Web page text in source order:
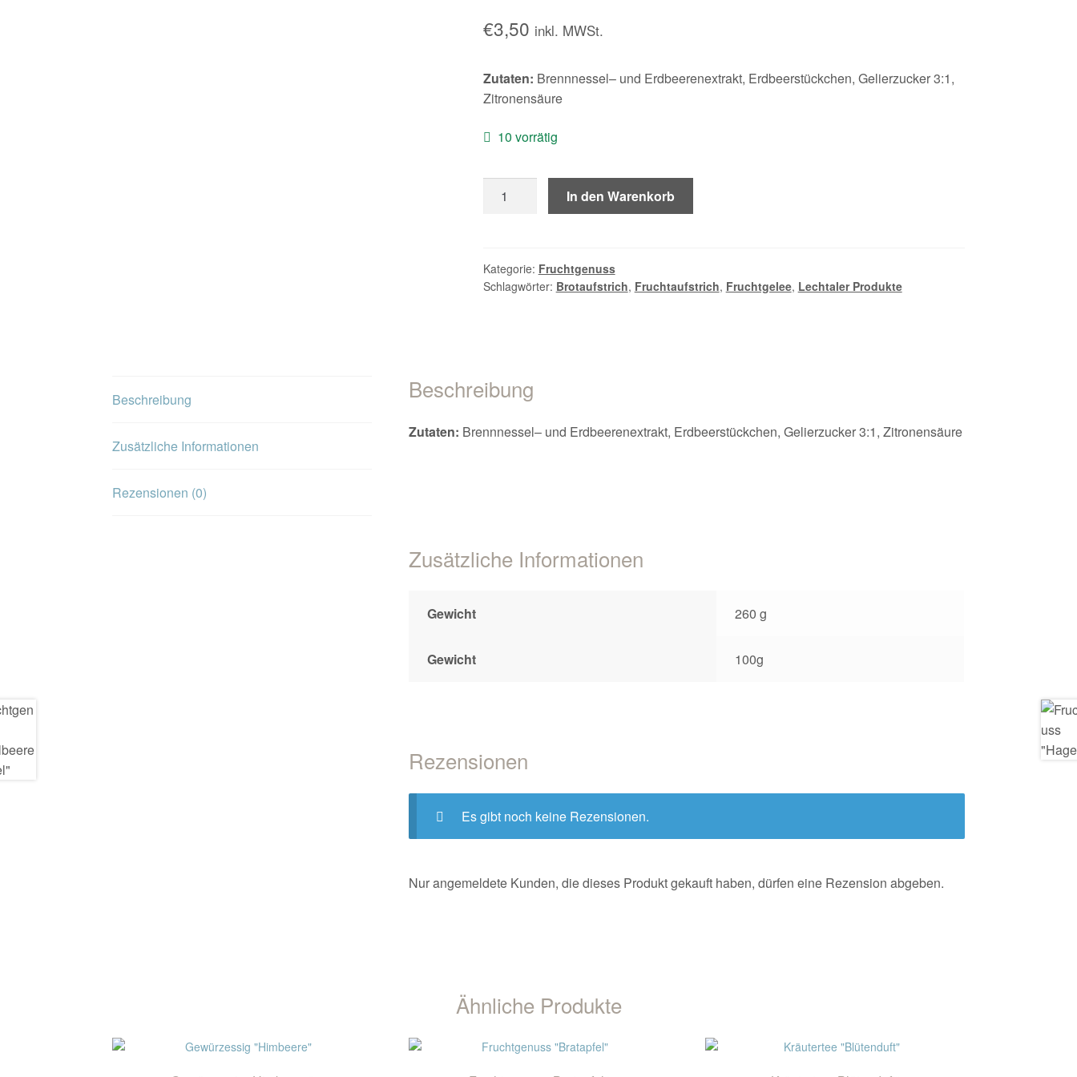
€3,50 inkl. MWSt.
Zutaten: Brennnessel– und Erdbeerenextrakt, Erdbeerstückchen, Gelierzucker 3:1,
Zitronensäure
10 vorrätig
"Erdbeer-
In den Warenkorb
Kategorie: Fruchtgenuss
Schlagwörter: Brotaufstrich, Fruchtaufstrich, Fruchtgelee, Lechtaler Produkte
Beschreibung
Zusätzliche Informationen
Rezensionen (0)
Beschreibung
Zutaten: Brennnessel– und Erdbeerenextrakt, Erdbeerstückchen, Gelierzucker 3:1, Zitronensäure
Zusätzliche Informationen
Gewicht 260 g
Gewicht 100g
Rezensionen
Es gibt noch keine Rezensionen.
Nur angemeldete Kunden, die dieses Produkt gekauft haben, dürfen eine Rezension abgeben.
Ähnliche Produkte